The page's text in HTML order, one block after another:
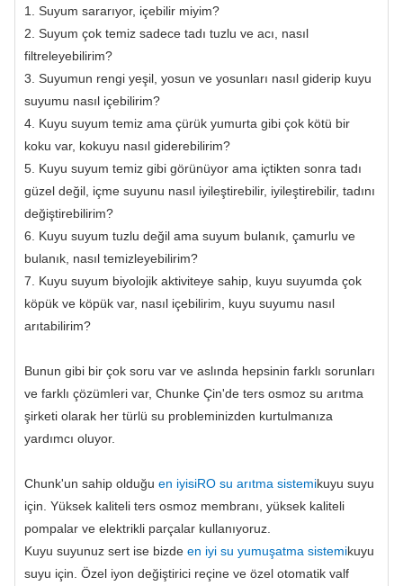
1. Suyum sararıyor, içebilir miyim?
2. Suyum çok temiz sadece tadı tuzlu ve acı, nasıl
filtreleyebilirim?
3. Suyumun rengi yeşil, yosun ve yosunları nasıl giderip kuyu
suyumu nasıl içebilirim?
4. Kuyu suyum temiz ama çürük yumurta gibi çok kötü bir
koku var, kokuyu nasıl giderebilirim?
5. Kuyu suyum temiz gibi görünüyor ama içtikten sonra tadı
güzel değil, içme suyunu nasıl iyileştirebilir, iyileştirebilir, tadını
değiştirebilirim?
6. Kuyu suyum tuzlu değil ama suyum bulanık, çamurlu ve
bulanık, nasıl temizleyebilirim?
7. Kuyu suyum biyolojik aktiviteye sahip, kuyu suyumda çok
köpük ve köpük var, nasıl içebilirim, kuyu suyumu nasıl
arıtabilirim?
Bunun gibi bir çok soru var ve aslında hepsinin farklı sorunları
ve farklı çözümleri var, Chunke Çin'de ters osmoz su arıtma
şirketi olarak her türlü su probleminizden kurtulmanıza
yardımcı oluyor.
Chunk'un sahip olduğu en iyisiRO su arıtma sistemikuyu suyu
için. Yüksek kaliteli ters osmoz membranı, yüksek kaliteli
pompalar ve elektrikli parçalar kullanıyoruz.
Kuyu suyunuz sert ise bizde en iyi su yumuşatma sistemikuyu
suyu için. Özel iyon değiştirici reçine ve özel otomatik valf